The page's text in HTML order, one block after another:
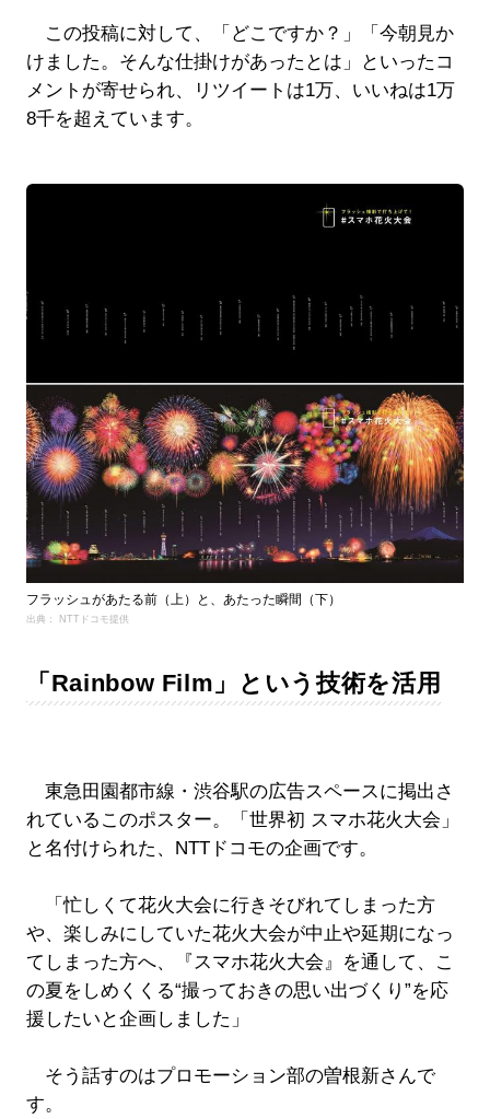
この投稿に対して、「どこですか？」「今朝見か
けました。そんな仕掛けがあったとは」といったコ
メントが寄せられ、リツイートは1万、いいねは1万
8千を超えています。
フラッシュがあたる前（上）と、あたった瞬間（下）
出典： NTTドコモ提供
「Rainbow Film」という技術を活用
東急田園都市線・渋谷駅の広告スペースに掲出さ
れているこのポスター。「世界初 スマホ花火大会」
と名付けられた、NTTドコモの企画です。
「忙しくて花火大会に行きそびれてしまった方
や、楽しみにしていた花火大会が中止や延期になっ
てしまった方へ、『スマホ花火大会』を通して、こ
の夏をしめくくる“撮っておきの思い出づくり”を応
援したいと企画しました」
そう話すのはプロモーション部の曽根新さんで
す。